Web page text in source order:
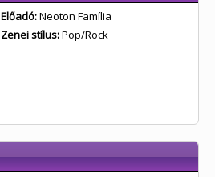
Előadó:Neoton Família
Zenei stílus:Pop/Rock